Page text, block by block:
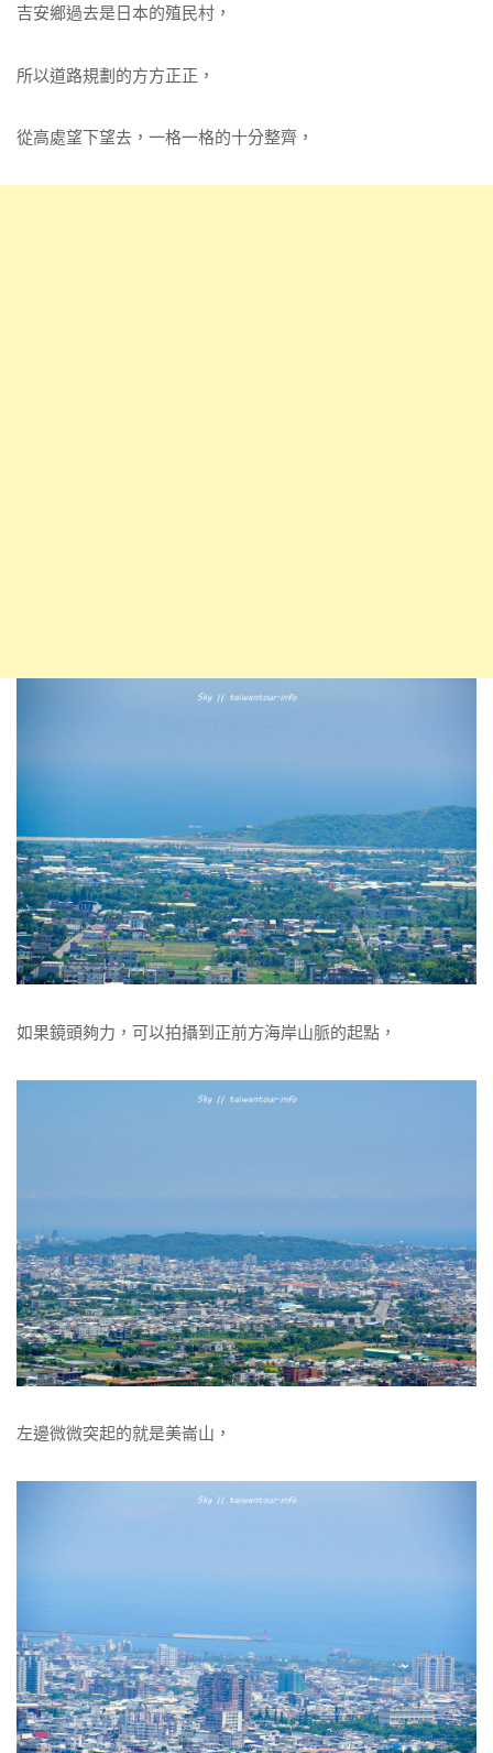
吉安鄉過去是日本的殖民村，
所以道路規劃的方方正正，
從高處望下望去，一格一格的十分整齊，
如果鏡頭夠力，可以拍攝到正前方海岸山脈的起點，
左邊微微突起的就是美崙山，